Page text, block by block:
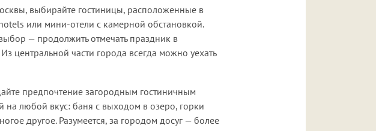
выбирайте гостиницы, расположенные в
или мини-отели с камерной обстановкой.
— продолжить отмечать праздник в
центральной части города всегда можно уехать
предпочтение загородным гостиничным
на любой вкус: баня с выходом в озеро, горки
другое. Разумеется, за городом досуг — более